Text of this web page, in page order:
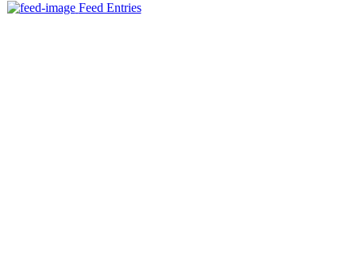
Feed Entries